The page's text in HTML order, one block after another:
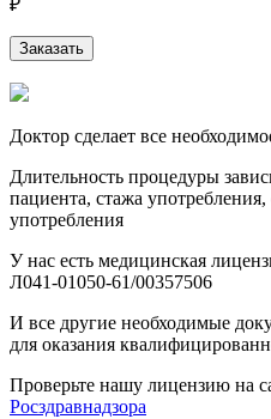
₽
Заказать
Доктор сделает все
Длительность процедуры
пациента, стажа
употребления
У нас есть медицинская
Л041-01050-61/00357506
И все другие необходимые
для оказания
Проверьте нашу лицензию на
Росздравнадзора